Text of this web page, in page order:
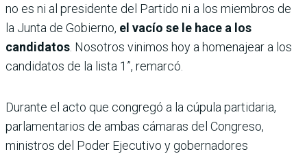
no es ni al presidente del Partido ni a los miembros de
la Junta de Gobierno, el vacío se le hace a los
candidatos . Nosotros vinimos hoy a homenajear a los
candidatos de la lista 1”, remarcó.
Durante el acto que congregó a la cúpula partidaria,
parlamentarios de ambas cámaras del Congreso,
ministros del Poder Ejecutivo y gobernadores